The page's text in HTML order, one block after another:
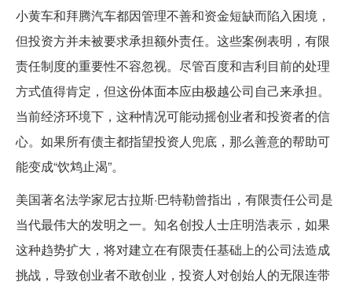
小黄车和拜腾汽车都因管理不善和资金短缺而陷入困境，
但投资方并未被要求承担额外责任。这些案例表明，有限
责任制度的重要性不容忽视。尽管百度和吉利目前的处理
方式值得肯定，但这份体面本应由极越公司自己来承担。
当前经济环境下，这种情况可能动摇创业者和投资者的信
心。如果所有债主都指望投资人兜底，那么善意的帮助可
能变成“饮鸩止渴”。
美国著名法学家尼古拉斯·巴特勒曾指出，有限责任公司是
当代最伟大的发明之一。知名创投人士庄明浩表示，如果
这种趋势扩大，将对建立在有限责任基础上的公司法造成
挑战，导致创业者不敢创业，投资人对创始人的无限连带